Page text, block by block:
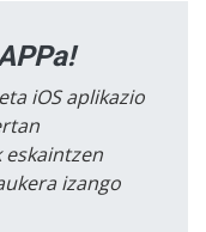
iOS aplikazio
izango